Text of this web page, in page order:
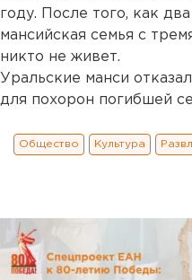
году. После того, как
мансийская семья с
никто не живет.
Уральские манси
для похорон погибшей
Общество Культура